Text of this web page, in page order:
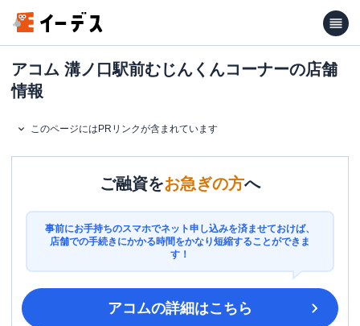
アコム 溝ノ口駅前むじんくんコーナーの店舗
情報
このページにはPRリンクが含まれています
ご融資をお急ぎの方へ
事前にお手持ちのスマホでネット申し込みを済ませておけば、
店舗での手続きにかかる時間をかなり短縮することができま
す！
アコムの詳細はこちら